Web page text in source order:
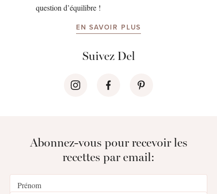
question d’équilibre !
EN SAVOIR PLUS
Suivez Del
Abonnez-vous pour recevoir les
recettes par email: